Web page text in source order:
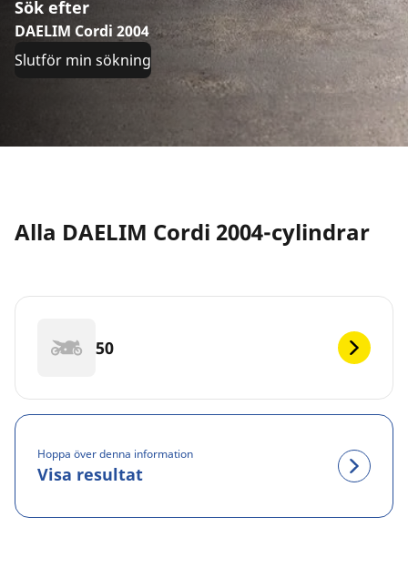
Sök efter
DAELIM Cordi 2004
Slutför min sökning
Alla DAELIM Cordi 2004-cylindrar
50
Hoppa över denna information
Visa resultat